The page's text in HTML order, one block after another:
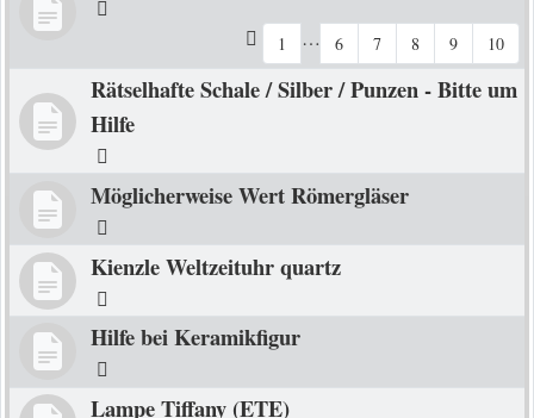
1 … 6 7 8 9 10
Rätselhafte Schale / Silber / Punzen - Bitte um
Hilfe
Möglicherweise Wert Römergläser
Kienzle Weltzeituhr quartz
Hilfe bei Keramikfigur
Lampe Tiffany (ETE)